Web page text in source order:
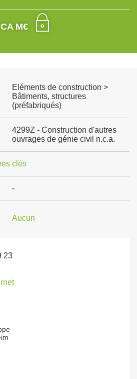
CA M€
Eléments de construction >
Bâtiments, structures
(préfabriqués)
4299Z - Construction d'autres
ouvrages de génie civil n.c.a.
clés
-
Aucun
23